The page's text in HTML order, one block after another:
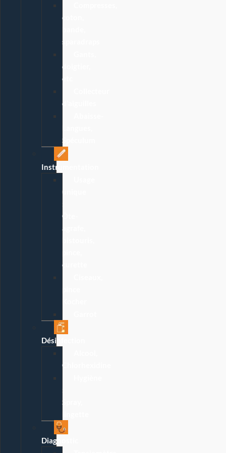
coton,
sparadraps
doigtier,
etc
d’aiguilles
Spéculum
Instrumentation
unique
Ôte-
agrafe,
curette
Désinfection
Chlorhexidine
Spray,
Diagnostic